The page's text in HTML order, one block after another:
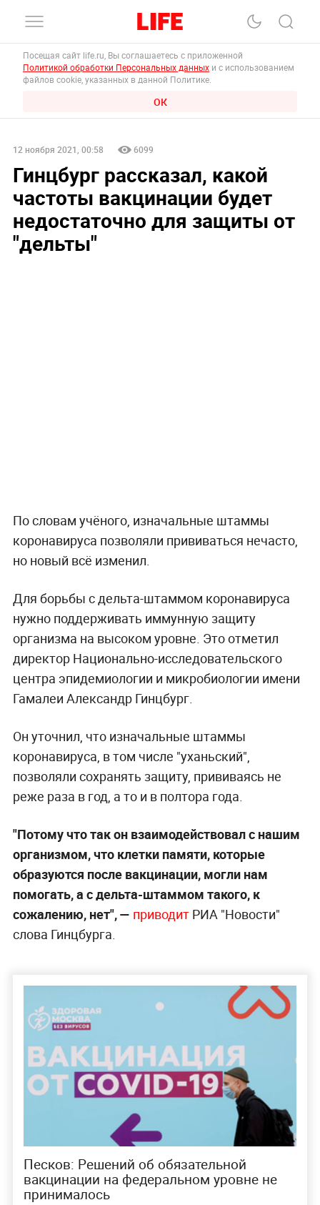
Посещая сайт life.ru, Вы соглашаетесь с приложенной
Политикой обработки Персональных данных и с использованием
файлов cookie, указанных в данной Политике.
ОК
12 ноября 2021, 00:58 6099
Гинцбург рассказал, какой
частоты вакцинации будет
недостаточно для защиты от
"дельты"
По словам учёного, изначальные штаммы
коронавируса позволяли прививаться нечасто,
но новый всё изменил.
Для борьбы с дельта-штаммом коронавируса
нужно поддерживать иммунную защиту
организма на высоком уровне. Это отметил
директор Национально-исследовательского
центра эпидемиологии и микробиологии имени
Гамалеи Александр Гинцбург.
Он уточнил, что изначальные штаммы
коронавируса, в том числе "уханьский",
позволяли сохранять защиту, прививаясь не
реже раза в год, а то и в полтора года.
"Потому что так он взаимодействовал с нашим
организмом, что клетки памяти, которые
образуются после вакцинации, могли нам
помогать, а с дельта-штаммом такого, к
сожалению, нет", — приводит РИА "Новости"
слова Гинцбурга.
Песков: Решений об обязательной
вакцинации на федеральном уровне не
принималось